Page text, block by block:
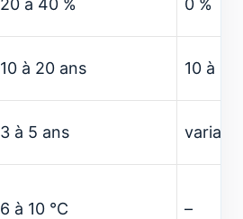
20 à 40 % 0 %
10 à 20 ans 10 à
3 à 5 ans variable
6 à 10 °C –